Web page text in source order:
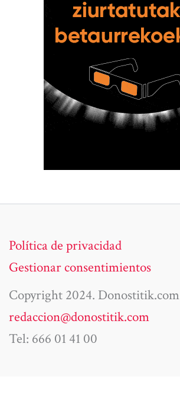
Política de privacidad
Gestionar consentimientos
Copyright 2024. Donostitik.com
redaccion@donostitik.com
Tel: 666 01 41 00